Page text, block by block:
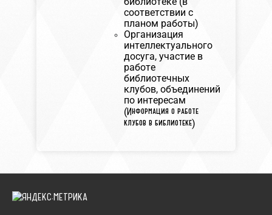
соответствии с
планом работы)
Организация
интеллектуального
досуга, участие в
работе
библиотечных
клубов, объединений
по интересам
(Информация о работе
клубов в библиотеке)